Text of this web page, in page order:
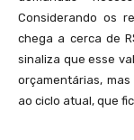
Considerando os
chega a cerca de
sinaliza que esse
orçamentárias,
ao ciclo atual, que